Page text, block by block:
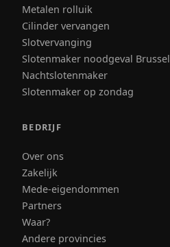
Metalen rolluik
Cilinder vervangen
Slotvervanging
Slotenmaker noodgeval Brussel
Nachtslotenmaker
Slotenmaker op zondag
BEDRIJF
Over ons
Zakelijk
Mede-eigendommen
Partners
Waar?
Andere provincies